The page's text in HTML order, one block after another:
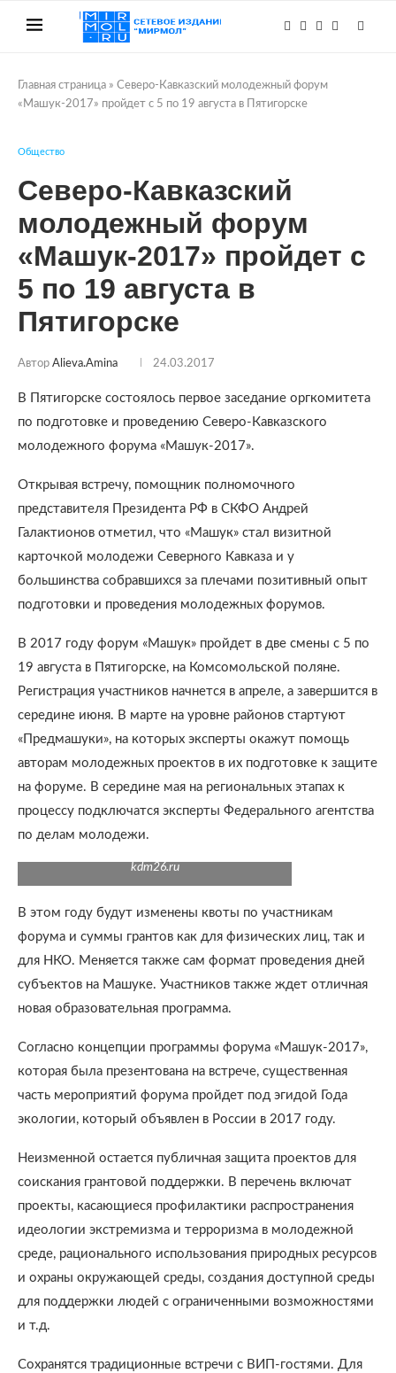
Главная страница » Северо-Кавказский молодежный форум
«Машук-2017» пройдет с 5 по 19 августа в Пятигорске
Общество
Северо-Кавказский
молодежный форум
«Машук-2017» пройдет с
5 по 19 августа в
Пятигорске
Автор Alieva.amina 24.03.2017
В Пятигорске состоялось первое заседание оргкомитета
по подготовке и проведению Северо-Кавказского
молодежного форума «Машук-2017».
Открывая встречу, помощник полномочного
представителя Президента РФ в СКФО Андрей
Галактионов отметил, что «Машук» стал визитной
карточкой молодежи Северного Кавказа и у
большинства собравшихся за плечами позитивный опыт
подготовки и проведения молодежных форумов.
В 2017 году форум «Машук» пройдет в две смены с 5 по
19 августа в Пятигорске, на Комсомольской поляне.
Регистрация участников начнется в апреле, а завершится в
середине июня. В марте на уровне районов стартуют
«Предмашуки», на которых эксперты окажут помощь
авторам молодежных проектов в их подготовке к защите
на форуме. В середине мая на региональных этапах к
процессу подключатся эксперты Федерального агентства
по делам молодежи.
kdm26.ru
В этом году будут изменены квоты по участникам
форума и суммы грантов как для физических лиц, так и
для НКО. Меняется также сам формат проведения дней
субъектов на Машуке. Участников также ждет отличная
новая образовательная программа.
Согласно концепции программы форума «Машук-2017»,
которая была презентована на встрече, существенная
часть мероприятий форума пройдет под эгидой Года
экологии, который объявлен в России в 2017 году.
Неизменной остается публичная защита проектов для
соискания грантовой поддержки. В перечень включат
проекты, касающиеся профилактики распространения
идеологии экстремизма и терроризма в молодежной
среде, рационального использования природных ресурсов
и охраны окружающей среды, создания доступной среды
для поддержки людей с ограниченными возможностями
и т.д.
Сохранятся традиционные встречи с ВИП-гостями. Для